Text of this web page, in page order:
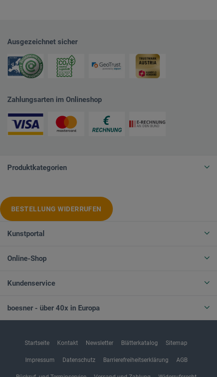
Ausgezeichnet sicher
Zahlungsarten im Onlineshop
Produktkategorien
BESTELLUNG WIDERRUFEN
Kunstportal
Online-Shop
Kundenservice
boesner - über 40x in Europa
Startseite Kontakt Newsletter Blätterkatalog Sitemap
Impressum Datenschutz Barrierefreiheitserklärung AGB